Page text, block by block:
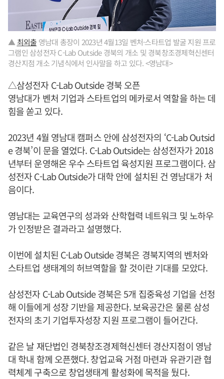
▲ 최외출 영남대 총장이 2023년 4월13일 벤처·스타트업 발굴 지원 프로
그램인 삼성전자 C-Lab Outside 경북의 개소 및 경북창조경제혁신센터
경산지점 개소 기념식에서 인사말을 하고 있다. <영남대>
△삼성전자 C-Lab Outside 경북 오픈
영남대가 벤처 기업과 스타트업의 메카로서 역할을 하는 데
힘을 쏟고 있다.
2023년 4월 영남대 캠퍼스 안에 삼성전자의 ‘C-Lab Outsid
e 경북’이 문을 열었다. C-Lab Outside는 삼성전자가 2018
년부터 운영해온 우수 스타트업 육성지원 프로그램이다. 삼
성전자 C-Lab Outside가 대학 안에 설치된 건 영남대가 처
음이다.
영남대는 교육연구의 성과와 산학협력 네트워크 및 노하우
가 인정받은 결과라고 설명했다.
이번에 설치된 C-Lab Outside 경북은 경북지역의 벤처와
스타트업 생태계의 허브역할을 할 것이란 기대를 모았다.
삼성전자 C-Lab Outside 경북은 5개 집중육성 기업을 선정
해 이들에게 성장 기반을 제공한다. 보육공간은 물론 삼성
전자의 초기 기업투자성장 지원 프로그램이 들어간다.
같은 날 재단법인 경북창조경제혁신센터 경산지점이 영남
대 학내 함께 오픈했다. 창업교육 거점 마련과 유관기관 협
력체계 구축으로 창업생태계 활성화에 목적을 뒀다.